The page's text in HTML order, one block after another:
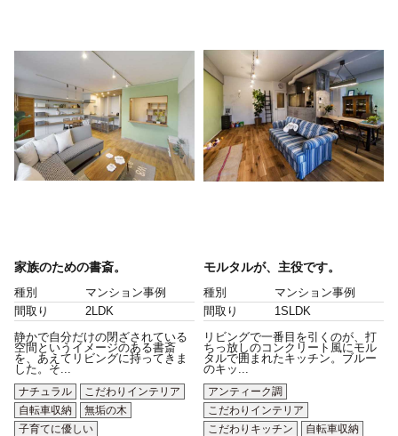
家族のための書斎。
種別
マンション事例
間取り
2LDK
静かで自分だけの閉ざされている
空間というイメージのある書斎
を、あえてリビングに持ってきま
した。そ...
ナチュラル
こだわりインテリア
自転車収納
無垢の木
子育てに優しい
モルタルが、主役です。
種別
マンション事例
間取り
1SLDK
リビングで一番目を引くのが、打
ちっ放しのコンクリート風にモル
タルで囲まれたキッチン。ブルー
のキッ...
アンティーク調
こだわりインテリア
こだわりキッチン
自転車収納